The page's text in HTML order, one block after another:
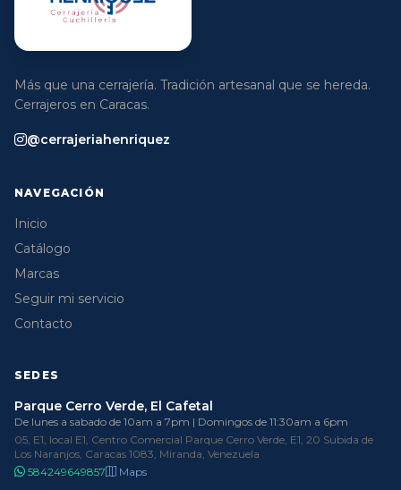
Más que una cerrajería. Tradición artesanal que se hereda.
Cerrajeros en Caracas.
@cerrajeriahenriquez
NAVEGACIÓN
Inicio
Catálogo
Marcas
Seguir mi servicio
Contacto
SEDES
Parque Cerro Verde, El Cafetal
De lunes a sabado de 10am a 7pm | Domingos de 11:30am a 6pm
05, E1, local E1, Centro Comercial Parque Cerro Verde, E1, 20 Subida de
Los Naranjos, Caracas 1083, Miranda, Venezuela
584249649857
Maps